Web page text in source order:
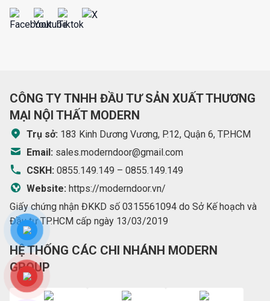
CÔNG TY TNHH ĐẦU TƯ SẢN XUẤT THƯƠNG
MẠI NỘI THẤT MODERN
Trụ sở: 183 Kinh Dương Vương, P.12, Quận 6, TP.HCM
Email: sales.moderndoor@gmail.com
CSKH: 0855.149.149 – 0855.149.149
Website: https://moderndoor.vn/
Giấy chứng nhận ĐKKD số 0315561094 do Sở Kế hoạch và
Đầu tư TP.HCM cấp ngày 13/03/2019
HỆ THỐNG CÁC CHI NHÁNH MODERN
GROUP